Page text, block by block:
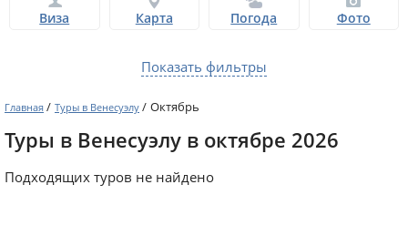
Виза Карта Погода Фото
Показать фильтры
Главная / Туры в Венесуэлу / Октябрь
Туры в Венесуэлу в октябре 2026
Подходящих туров не найдено